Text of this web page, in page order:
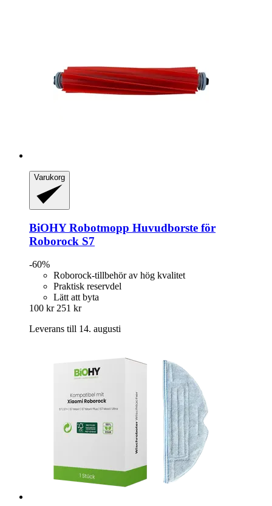
Varukorg
BiOHYRobotmopp Huvudborste för
Roborock S7
-60%
Roborock-tillbehör av hög kvalitet
Praktisk reservdel
Lätt att byta
100 kr 251 kr
Leverans till 14. augusti